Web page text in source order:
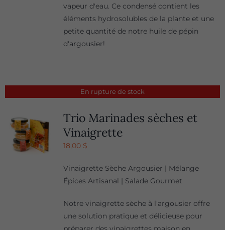
vapeur d'eau. Ce condensé contient les
éléments hydrosolubles de la plante et une
petite quantité de notre huile de pépin
d'argousier!
En rupture de stock
Trio Marinades sèches et
Vinaigrette
18,00 $
Vinaigrette Sèche Argousier | Mélange
Épices Artisanal | Salade Gourmet
Notre vinaigrette sèche à l'argousier offre
une solution pratique et délicieuse pour